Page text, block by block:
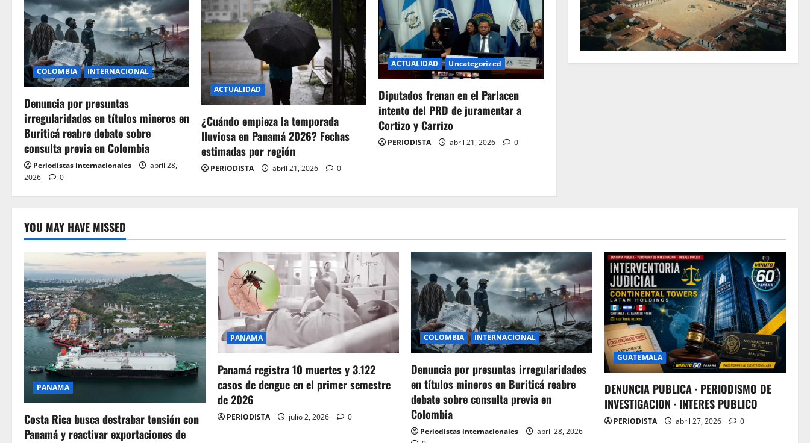
COLOMBIA INTERNACIONAL
Denuncia por presuntas
irregularidades en títulos mineros en
Buriticá reabre debate sobre
consulta previa en Colombia
Periodistas internacionales
abril 28,
2026
0
ACTUALIDAD
¿Cuándo empieza la temporada
lluviosa en Panamá 2026? Fechas
estimadas por región
PERIODISTA abril 21, 2026 0
ACTUALIDAD Uncategorized
Diputados frenan en el Parlacen
intento del PRD de juramentar a
Cortizo y Carrizo
PERIODISTA abril 21, 2026 0
YOU MAY HAVE MISSED
PANAMA
Costa Rica busca destrabar tensión con
Panamá y reactivar exportaciones de
PANAMA
Panamá registra 10 muertes y 3.122
casos de dengue en el primer semestre
de 2026
PERIODISTA julio 2, 2026 0
COLOMBIA INTERNACIONAL
Denuncia por presuntas irregularidades
en títulos mineros en Buriticá reabre
debate sobre consulta previa en
Colombia
Periodistas internacionales
abril 28, 2026
GUATEMALA
DENUNCIA PUBLICA · PERIODISMO DE
INVESTIGACION · INTERES PUBLICO
PERIODISTA abril 27, 2026 0